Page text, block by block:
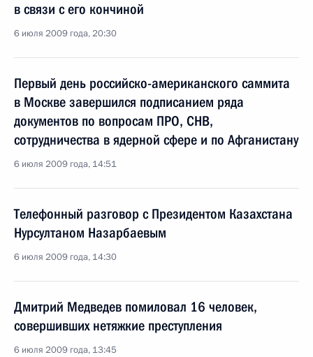
в связи с его кончиной
6 июля 2009 года, 20:30
Первый день российско-американского саммита
в Москве завершился подписанием ряда
документов по вопросам ПРО, СНВ,
сотрудничества в ядерной сфере и по Афганистану
6 июля 2009 года, 14:51
Телефонный разговор с Президентом Казахстана
Нурсултаном Назарбаевым
6 июля 2009 года, 14:30
Дмитрий Медведев помиловал 16 человек,
совершивших нетяжкие преступления
6 июля 2009 года, 13:45